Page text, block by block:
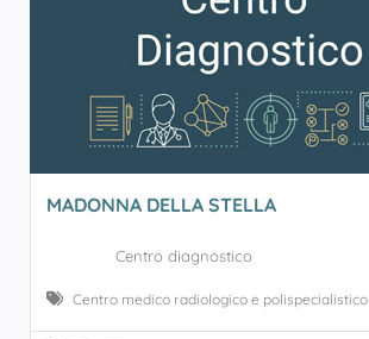
MADONNA DELLA STELLA
Centro diagnostico
Centro medico radiologico e polispecialistico